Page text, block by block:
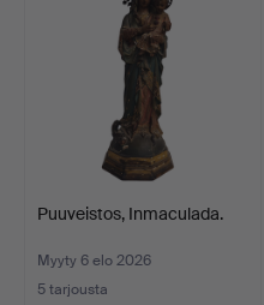
Puuveistos, Inmaculada.
Myyty 6 elo 2026
5 tarjousta